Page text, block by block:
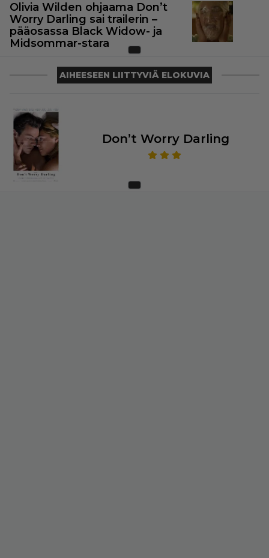
Olivia Wilden ohjaama Don’t
Worry Darling sai trailerin –
pääosassa Black Widow- ja
Midsommar-stara
AIHEESEEN LIITTYVIÄ ELOKUVIA
Don’t Worry Darling